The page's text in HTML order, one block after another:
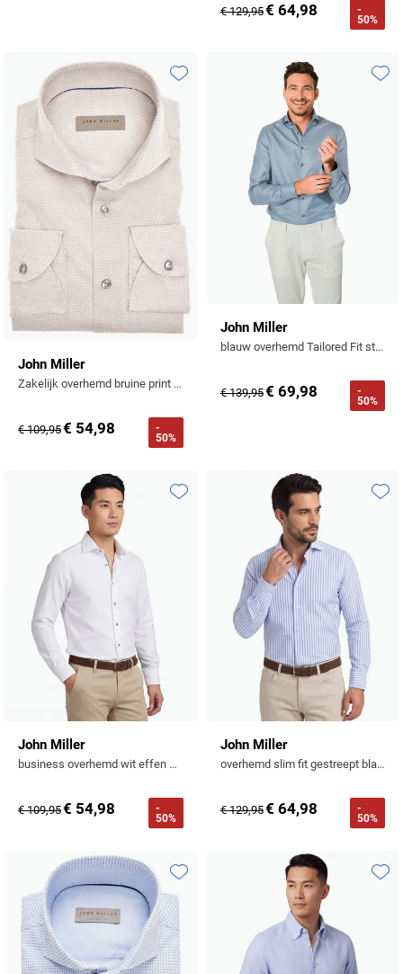
€ 129,95€ 64,98
-
50%
John Miller
Zakelijk overhemd bruine print katoen
€ 109,95€ 54,98
-
50%
Toevoegen aan favorieten
John Miller
blauw overhemd Tailored Fit strijkvrij
€ 139,95€ 69,98
-
50%
John Miller
business overhemd wit effen 100% katoen slim fit strijkvrij
€ 109,95€ 54,98
-
50%
Toevoegen aan favorieten
John Miller
overhemd slim fit gestreept blauw wit cutaway
€ 129,95€ 64,98
-
50%
Toevoegen aan favorieten